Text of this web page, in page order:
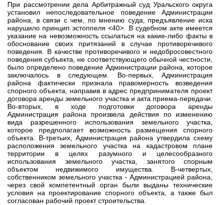
При рассмотрении дела Арбитражный суд Уральского округа
установил непоследовательное поведение Администрации
района, в связи с чем, по мнению суда, предъявление иска
нарушило принцип эстоппеля <40>. В судебном акте имеется
указание на невозможность ссылаться на какие-либо факты в
обоснование своих притязаний в случае противоречивого
поведения. В качестве противоречивого и недобросовестного
поведения субъекта, не соответствующего обычной честности,
было определено поведение Администрации района, которое
заключалось в следующем. Во-первых, Администрация
района фактически признала правомерность возведения
спорного объекта, направив в адрес предпринимателя проект
договора аренды земельного участка и акта приема-передачи.
Во-вторых, в ходе подготовки договора аренды
Администрация района произвела действия по изменению
вида разрешенного использования земельного участка,
которое предполагает возможность размещения спорного
объекта. В-третьих, Администрация района утвердила схему
расположения земельного участка на кадастровом плане
территории в целях разумного и целесообразного
использования земельного участка, занятого спорным
объектом недвижимого имущества. В-четвертых,
собственником земельного участка - Администрацией района,
через свой компетентный орган были выданы технические
условия на проектирование спорного объекта, а также был
согласован рабочий проект строительства.